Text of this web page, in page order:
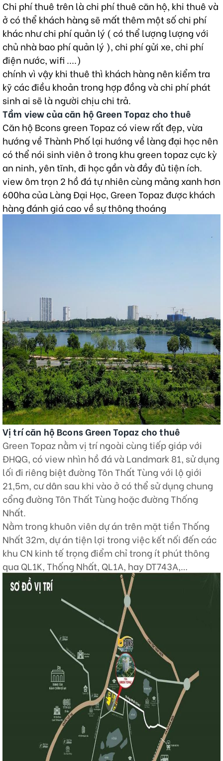
Chi phí thuê trên là chi phí thuê căn hộ, khi thuê và
ở có thể khách hàng sẽ mất thêm một số chi phí
khác như chi phí quản lý ( có thể lượng lượng với
chủ nhà bao phí quản lý ), chi phí gửi xe, chi phí
điện nước, wifi ....)
chính vì vậy khi thuê thì khách hàng nên kiểm tra
kỹ các điều khoản trong hợp đồng và chi phí phát
sinh ai sẽ là người chịu chi trả.
Tầm view của căn hộ Green Topaz cho thuê
Căn hộ Bcons green Topaz có view rất đẹp, vừa
hướng về Thành Phố lại hướng về làng đại học nên
có thể nói sinh viên ở trong khu green topaz cực kỳ
an ninh, yên tĩnh, đi học gần và đầy đủ tiện ích.
view ôm trọn 2 hồ đá tự nhiên cùng mảng xanh hơn
600ha của Làng Đại Học, Green Topaz được khách
hàng đánh giá cao về sự thông thoáng
Vị trí căn hộ Bcons Green Topaz cho thuê
Green Topaz nằm vị trí ngoài cùng tiếp giáp với
ĐHQG, có view nhìn hồ đá và Landmark 81, sử dụng
lối đi riêng biệt đường Tôn Thất Tùng với lộ giới
21,5m, cư dân sau khi vào ở có thể sử dụng chung
cổng đường Tôn Thất Tùng hoặc đường Thống
Nhất.
Nằm trong khuôn viên dự án trên mặt tiền Thống
Nhất 32m, dự án tiện lợi trong việc kết nối đến các
khu CN kinh tế trọng điểm chỉ trong ít phút thông
qua QL1K, Thống Nhất, QL1A, hay DT743A,…